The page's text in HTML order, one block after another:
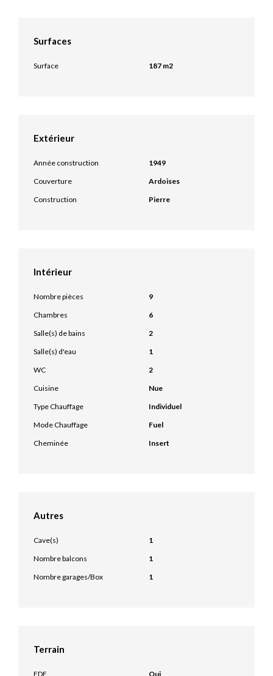
Surfaces
Surface 187 m2
Extérieur
Année construction
1949
Couverture
Ardoises
Construction
Pierre
Intérieur
Nombre pièces
9
Chambres
6
Salle(s) de bains
2
Salle(s) d'eau
1
WC
2
Cuisine
Nue
Type Chauffage
Individuel
Mode Chauffage
Fuel
Cheminée
Insert
Autres
Cave(s)
1
Nombre balcons
1
Nombre garages/Box
1
Terrain
EDF
Oui